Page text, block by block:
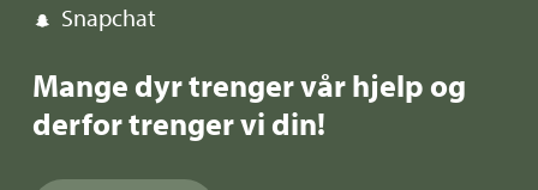
Snapchat
Mange dyr trenger vår hjelp og
derfor trenger vi din!